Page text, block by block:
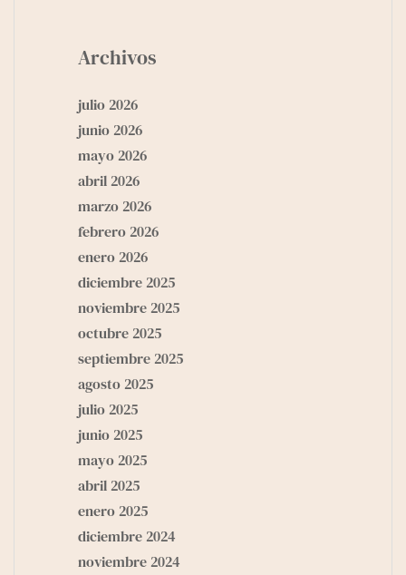
Archivos
julio 2026
junio 2026
mayo 2026
abril 2026
marzo 2026
febrero 2026
enero 2026
diciembre 2025
noviembre 2025
octubre 2025
septiembre 2025
agosto 2025
julio 2025
junio 2025
mayo 2025
abril 2025
enero 2025
diciembre 2024
noviembre 2024